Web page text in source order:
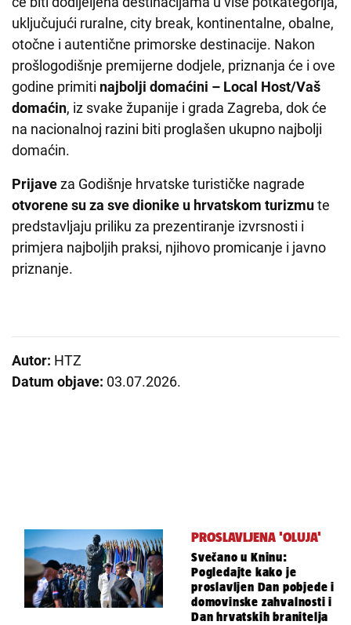
uključujući ruralne, city break, kontinentalne, obalne,
otočne i autentične primorske destinacije. Nakon
prošlogodišnje premijerne dodjele, priznanja će i ove
godine primiti najbolji domaćini – Local Host/Vaš
domaćin, iz svake županije i grada Zagreba, dok će
na nacionalnoj razini biti proglašen ukupno najbolji
domaćin.
Prijaveza Godišnje hrvatske turističke nagrade
otvorene su za sve dionike u hrvatskom turizmute
predstavljaju priliku za prezentiranje izvrsnosti i
primjera najboljih praksi, njihovo promicanje i javno
priznanje.
Autor: HTZ
Datum objave: 03.07.2026.
PROSLAVLJENA 'OLUJA'
Svečano u Kninu:
Pogledajte kako je
proslavljen Dan pobjede i
domovinske zahvalnosti i
Dan hrvatskih branitelja